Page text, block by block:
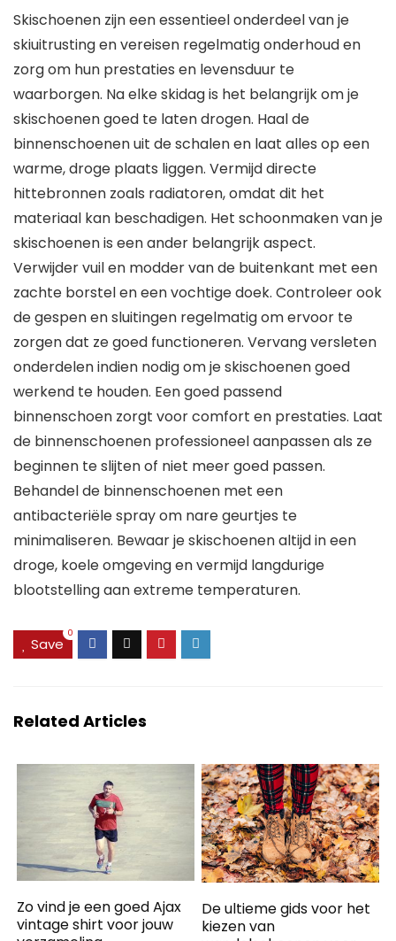
Skischoenen zijn een essentieel onderdeel van je
skiuitrusting en vereisen regelmatig onderhoud en
zorg om hun prestaties en levensduur te
waarborgen. Na elke skidag is het belangrijk om je
skischoenen goed te laten drogen. Haal de
binnenschoenen uit de schalen en laat alles op een
warme, droge plaats liggen. Vermijd directe
hittebronnen zoals radiatoren, omdat dit het
materiaal kan beschadigen. Het schoonmaken van je
skischoenen is een ander belangrijk aspect.
Verwijder vuil en modder van de buitenkant met een
zachte borstel en een vochtige doek. Controleer ook
de gespen en sluitingen regelmatig om ervoor te
zorgen dat ze goed functioneren. Vervang versleten
onderdelen indien nodig om je skischoenen goed
werkend te houden. Een goed passend
binnenschoen zorgt voor comfort en prestaties. Laat
de binnenschoenen professioneel aanpassen als ze
beginnen te slijten of niet meer goed passen.
Behandel de binnenschoenen met een
antibacteriële spray om nare geurtjes te
minimaliseren. Bewaar je skischoenen altijd in een
droge, koele omgeving en vermijd langdurige
blootstelling aan extreme temperaturen.
Save
0
Related Articles
Zo vind je een goed Ajax
vintage shirt voor jouw
De ultieme gids voor het
kiezen van